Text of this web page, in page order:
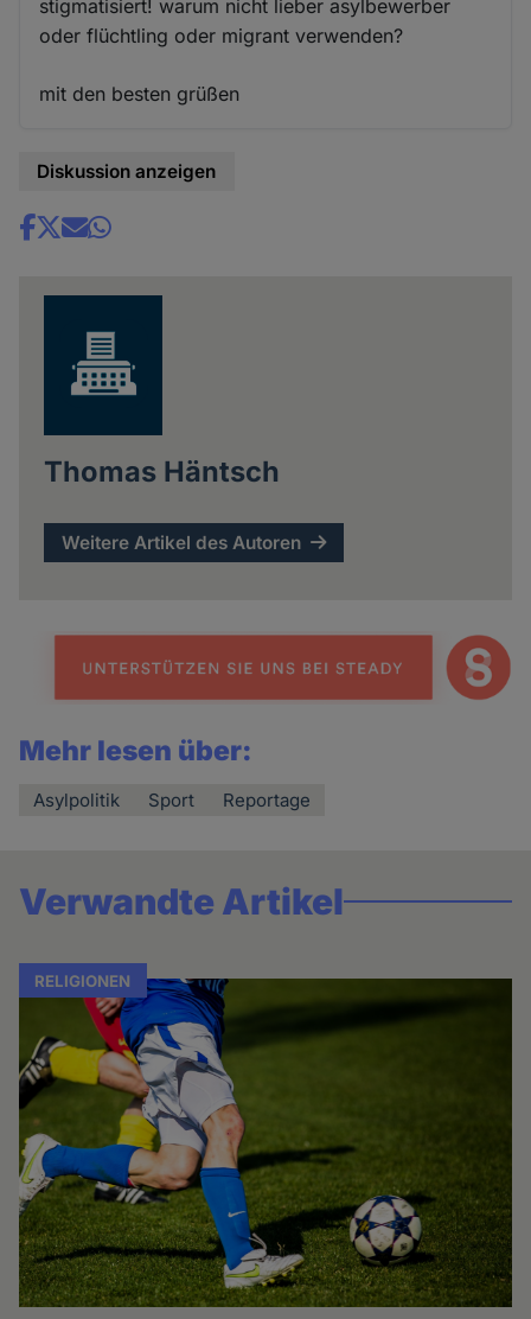
stigmatisiert! warum nicht lieber asylbewerber
oder flüchtling oder migrant verwenden?
mit den besten grüßen
Diskussion anzeigen
Share
Thomas Häntsch
Weitere Artikel des Autoren
Mehr lesen über:
Asylpolitik Sport Reportage
Verwandte Artikel
RELIGIONEN